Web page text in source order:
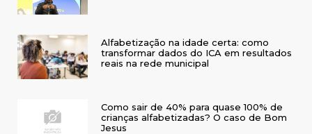
Alfabetização na idade certa: como
transformar dados do ICA em resultados
reais na rede municipal
Como sair de 40% para quase 100% de
crianças alfabetizadas? O caso de Bom
Jesus